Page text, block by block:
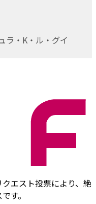
ラ・K・ル・グイ
エスト投票により、絶
す。